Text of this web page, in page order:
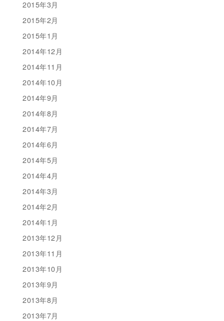
2015年3月
2015年2月
2015年1月
2014年12月
2014年11月
2014年10月
2014年9月
2014年8月
2014年7月
2014年6月
2014年5月
2014年4月
2014年3月
2014年2月
2014年1月
2013年12月
2013年11月
2013年10月
2013年9月
2013年8月
2013年7月